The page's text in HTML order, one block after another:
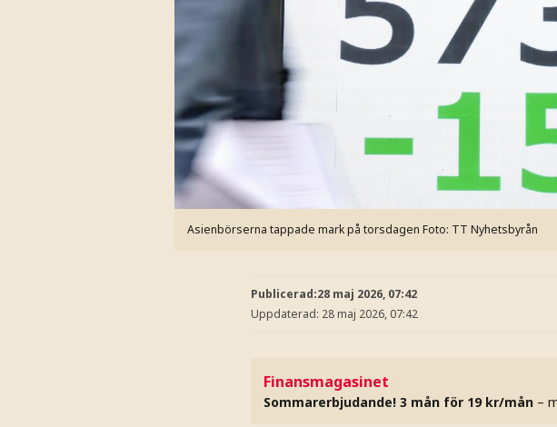
Asienbörserna tappade mark på torsdagen Foto: TT Nyhetsbyrån
Publicerad:28 maj 2026, 07:42
Uppdaterad: 28 maj 2026, 07:42
Finansmagasinet
Sommarerbjudande! 3 mån för 19 kr/mån –